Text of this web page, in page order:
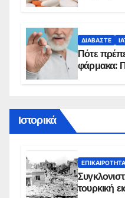
ΔΙΑΒΆΣΤΕ
Πότε
φάρμακα:
Ιστορικά
ΕΠΙΚΑΙΡΌΤΗΤΑ
τουρκική